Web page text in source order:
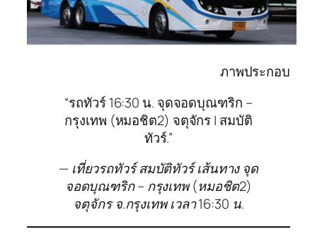
ภาพประกอบ
“รถทัวร์ 16:30 น. จุดจอดบุณฑริก –
กรุงเทพ (หมอชิต2) จตุจักร | สมบัติ
ทัวร์.”
— เที่ยวรถทัวร์ สมบัติทัวร์ เส้นทาง จุด
จอดบุณฑริก – กรุงเทพ (หมอชิต2)
จตุจักร จ.กรุงเทพ เวลา 16:30 น.